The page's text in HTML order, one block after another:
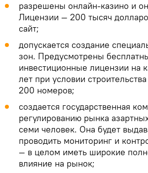
разрешены онлайн-казино и
Лицензии — 200 тысяч
сайт;
допускается создание
зон. Предусмотрены
инвестиционные лицензии на
лет при условии
200 номеров;
создается государственная
регулированию рынка
семи человек. Она будет
проводить мониторинг и
— в целом иметь широкие
влияние на рынок;